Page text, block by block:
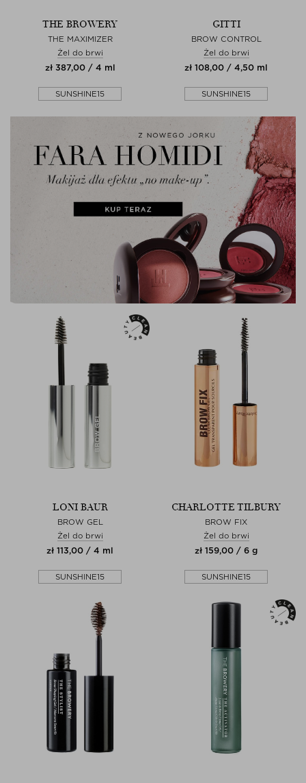
THE BROWERY
THE MAXIMIZER
Żel do brwi
zł 387,00 / 4 ml
SUNSHINE15
GITTI
BROW CONTROL
Żel do brwi
zł 108,00 / 4,50 ml
SUNSHINE15
LONI BAUR
BROW GEL
Żel do brwi
zł 113,00 / 4 ml
SUNSHINE15
CHARLOTTE TILBURY
BROW FIX
Żel do brwi
zł 159,00 / 6 g
SUNSHINE15